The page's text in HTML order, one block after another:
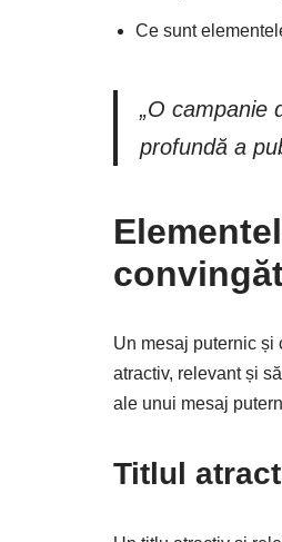
Ce sunt
„O campanie
profundă a
Un mesaj puternic și
atractiv, relevant și
ale unui mesaj
Titlul